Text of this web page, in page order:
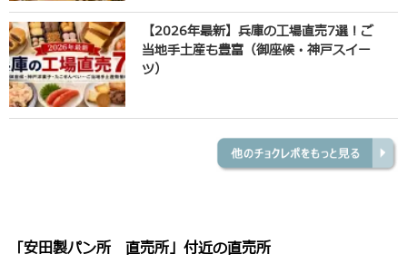
【2026年最新】兵庫の工場直売7選！ご
当地手土産も豊富（御座候・神戸スイー
ツ）
「安田製パン所 直売所」付近の直売所